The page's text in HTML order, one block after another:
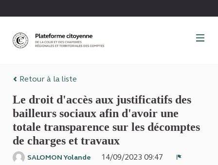
Retour à la liste
Le droit d'accès aux justificatifs des
bailleurs sociaux afin d'avoir une
totale transparence sur les décomptes
de charges et travaux
SALOMON Yolande
14/09/2023 09:47